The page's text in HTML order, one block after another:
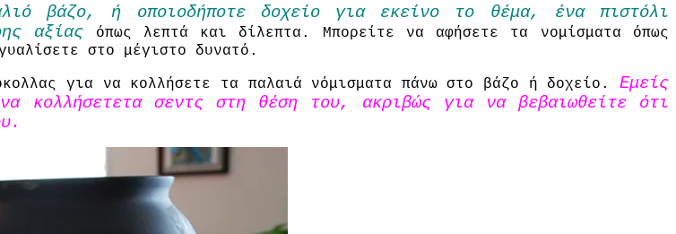
βάζο,ή οποιοδήποτε δοχείο για εκείνο το θέμα, ένα
πιστόλι
αξίας όπως λεπτά και δίλεπτα . Μπορείτε να αφήσετε
τα νομίσματα όπως
στο μέγιστο δυνατό .
για να κολλήσετε τα παλαιά νόμισματα πάνω στο βάζο ή δοχείο.
Εμείς
κολλήσετετα σεντς στη θέση του, ακριβώς για να
βεβαιωθείτε ότι